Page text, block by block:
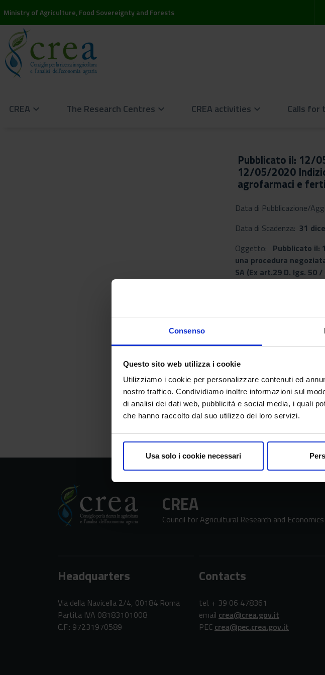
Consenso
Questo sito web utilizza i cookie
Utilizziamo i cookie per personalizzare contenuti ed
nostro traffico. Condividiamo inoltre informazioni sul
di analisi dei dati web, pubblicità e social media, i quali
che hanno raccolto dal suo utilizzo dei loro servizi.
Usa solo i cookie necessari
Ministry of Agriculture, Food Sovereignty and Forests
CREA keyboard_arrow_down The Research Centres keyboard_arrow_down CREA activities keyboard_arrow_down Calls for
Pubblicato il: 12/
12/05/2020
agrofarmaci e
Data di Pubblicazione/
Data di Scadenza: 31
Oggetto: Pubblicato il:
una procedura
SA (Ex art.29 D. lgs. 50 /
Documenti
CREA
Council for Agricultural Research and Economics
Headquarters
Via della Navicella 2/4, 00184 Roma
Partita IVA 08183101008
C.F.: 97231970589
Contacts
tel. + 39 06 478361
email crea@crea.gov.it
PEC crea@pec.crea.gov.it